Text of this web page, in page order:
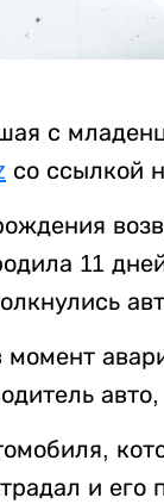
с
со ссылкой
11
и его